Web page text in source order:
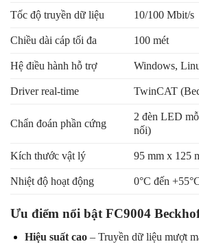
Tốc độ truyền dữ liệu 10/100 Mbit/s
Chiều dài cáp tối đa 100 mét
Hệ điều hành hỗ trợ Windows,
Driver real-time TwinCAT
Chẩn đoán phần cứng
2 đèn LED
nối)
Kích thước vật lý 95 mm x 125
Nhiệt độ hoạt động 0°C đến
Ưu điểm nổi bật FC9004
Hiệu suất cao– Truyền dữ liệu mượt